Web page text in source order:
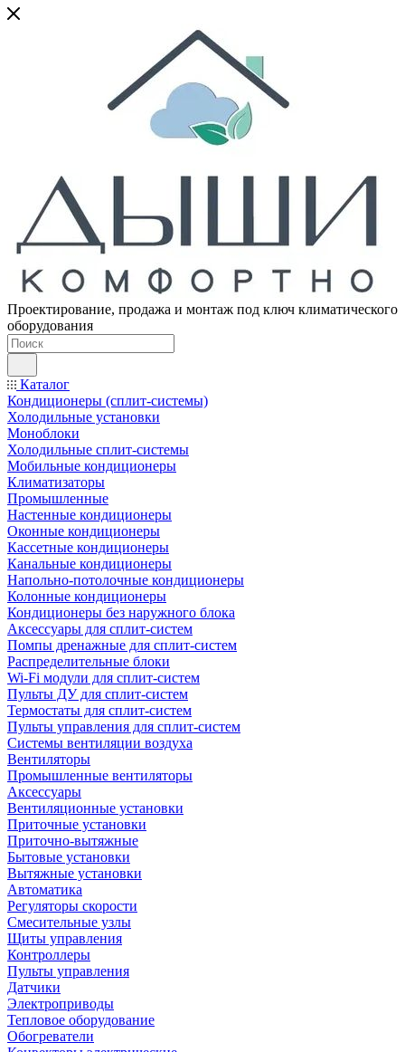
Проектирование, продажа и монтаж под ключ климатического
оборудования
Каталог
Кондиционеры (сплит-системы)
Холодильные установки
Моноблоки
Холодильные сплит-системы
Мобильные кондиционеры
Климатизаторы
Промышленные
Настенные кондиционеры
Оконные кондиционеры
Кассетные кондиционеры
Канальные кондиционеры
Напольно-потолочные кондиционеры
Колонные кондиционеры
Кондиционеры без наружного блока
Аксессуары для сплит-систем
Помпы дренажные для сплит-систем
Распределительные блоки
Wi-Fi модули для сплит-систем
Пульты ДУ для сплит-систем
Термостаты для сплит-систем
Пульты управления для сплит-систем
Системы вентиляции воздуха
Вентиляторы
Промышленные вентиляторы
Аксессуары
Вентиляционные установки
Приточные установки
Приточно-вытяжные
Бытовые установки
Вытяжные установки
Автоматика
Регуляторы скорости
Смесительные узлы
Щиты управления
Контроллеры
Пульты управления
Датчики
Электроприводы
Тепловое оборудование
Обогреватели